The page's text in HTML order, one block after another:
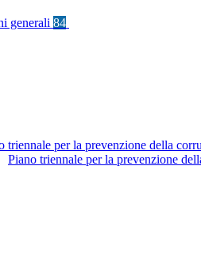
generali 84
triennale per la prevenzione della
Piano triennale per la prevenzione